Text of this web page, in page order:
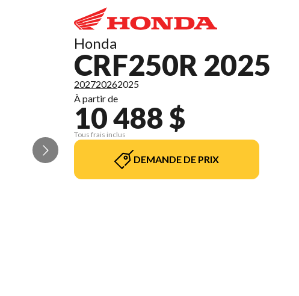
Honda
CRF250R 2025
202720262025
À partir de
10 488 $
Tous frais inclus
DEMANDE DE PRIX